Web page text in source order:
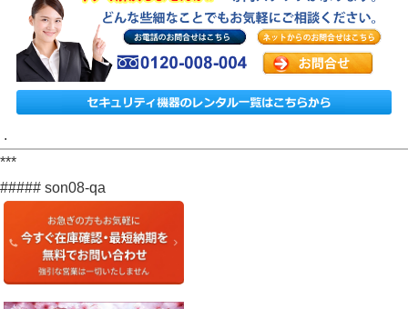
.
***
##### son08-qa